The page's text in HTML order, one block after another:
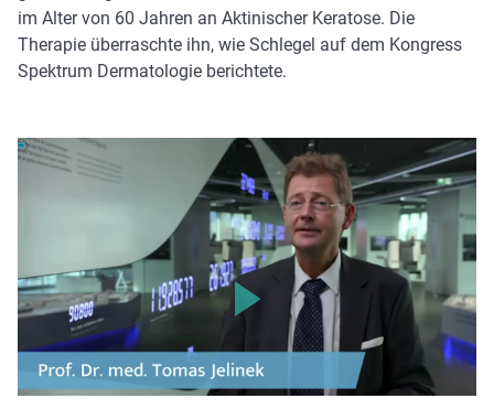
im Alter von 60 Jahren an Aktinischer Keratose. Die
Therapie überraschte ihn, wie Schlegel auf dem Kongress
Spektrum Dermatologie berichtete.